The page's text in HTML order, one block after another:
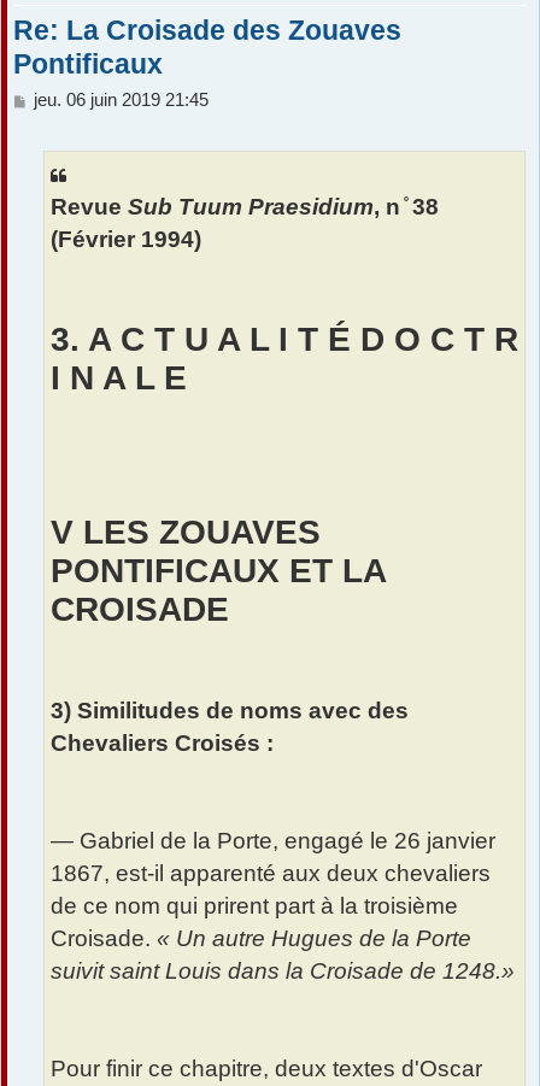
Re: La Croisade des Zouaves
Pontificaux
M
jeu. 06 juin 2019 21:45
Revue Sub Tuum Praesidium, n ̊ 38
(Février 1994)
3. A C T U A L I T É D O C T R
I N A L E
V LES ZOUAVES
PONTIFICAUX ET LA
CROISADE
3) Similitudes de noms avec des
Chevaliers Croisés :
— Gabriel de la Porte, engagé le 26 janvier
1867, est-il apparenté aux deux chevaliers
de ce nom qui prirent part à la troisième
Croisade. « Un autre Hugues de la Porte
suivit saint Louis dans la Croisade de 1248.»
Pour finir ce chapitre, deux textes d'Oscar